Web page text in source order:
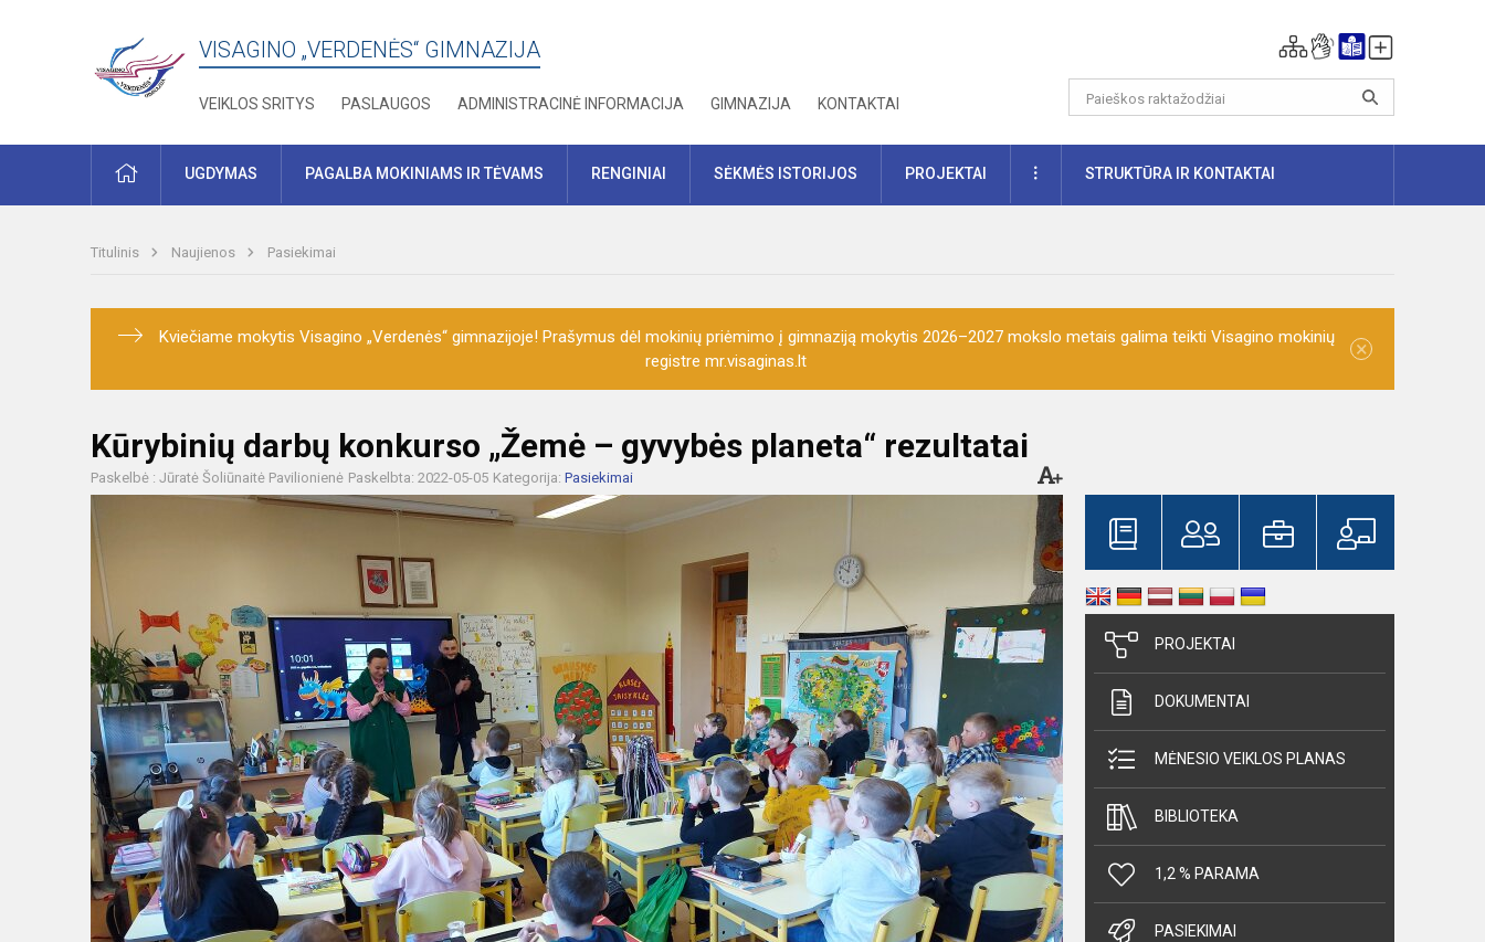
VISAGINO „VERDENĖS“ GIMNAZIJA
VEIKLOS SRITYS PASLAUGOS ADMINISTRACINĖ INFORMACIJA GIMNAZIJA KONTAKTAI
PRADŽIAUGDYMAS PAGALBA MOKINIAMS IR TĖVAMS RENGINIAI SĖKMĖS ISTORIJOS PROJEKTAI DAUGIAUSTRUKTŪRA IR KONTAKTAI
Titulinis Naujienos Pasiekimai
Kviečiame mokytis Visagino „Verdenės“ gimnazijoje! Prašymus dėl mokinių priėmimo į gimnaziją mokytis 2026–2027 mokslo metais galima teikti Visagino mokinių
registre mr.visaginas.lt
×
Kūrybinių darbų konkurso „Žemė – gyvybės planeta“ rezultatai
Paskelbė : Jūratė Šoliūnaitė Pavilionienė Paskelbta: 2022-05-05 Kategorija: Pasiekimai
PROJEKTAI
DOKUMENTAI
MĖNESIO VEIKLOS PLANAS
BIBLIOTEKA
1,2 % PARAMA
PASIEKIMAI